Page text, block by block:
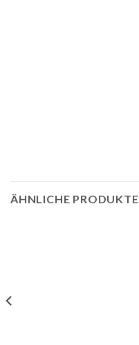
ÄHNLICHE PRODUKTE